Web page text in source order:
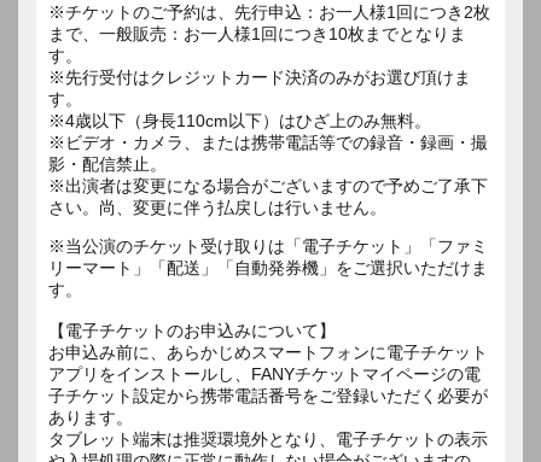
※チケットのご予約は、先行申込：お一人様1回につき2枚
まで、一般販売：お一人様1回につき10枚までとなりま
す。
※先行受付はクレジットカード決済のみがお選び頂けま
す。
※4歳以下（身長110cm以下）はひざ上のみ無料。
※ビデオ・カメラ、または携帯電話等での録音・録画・撮
影・配信禁止。
※出演者は変更になる場合がございますので予めご了承下
さい。尚、変更に伴う払戻しは行いません。
※当公演のチケット受け取りは「電子チケット」「ファミ
リーマート」「配送」「自動発券機」をご選択いただけま
す。
【電子チケットのお申込みについて】
お申込み前に、あらかじめスマートフォンに電子チケット
アプリをインストールし、FANYチケットマイページの電
子チケット設定から携帯電話番号をご登録いただく必要が
あります。
タブレット端末は推奨環境外となり、電子チケットの表示